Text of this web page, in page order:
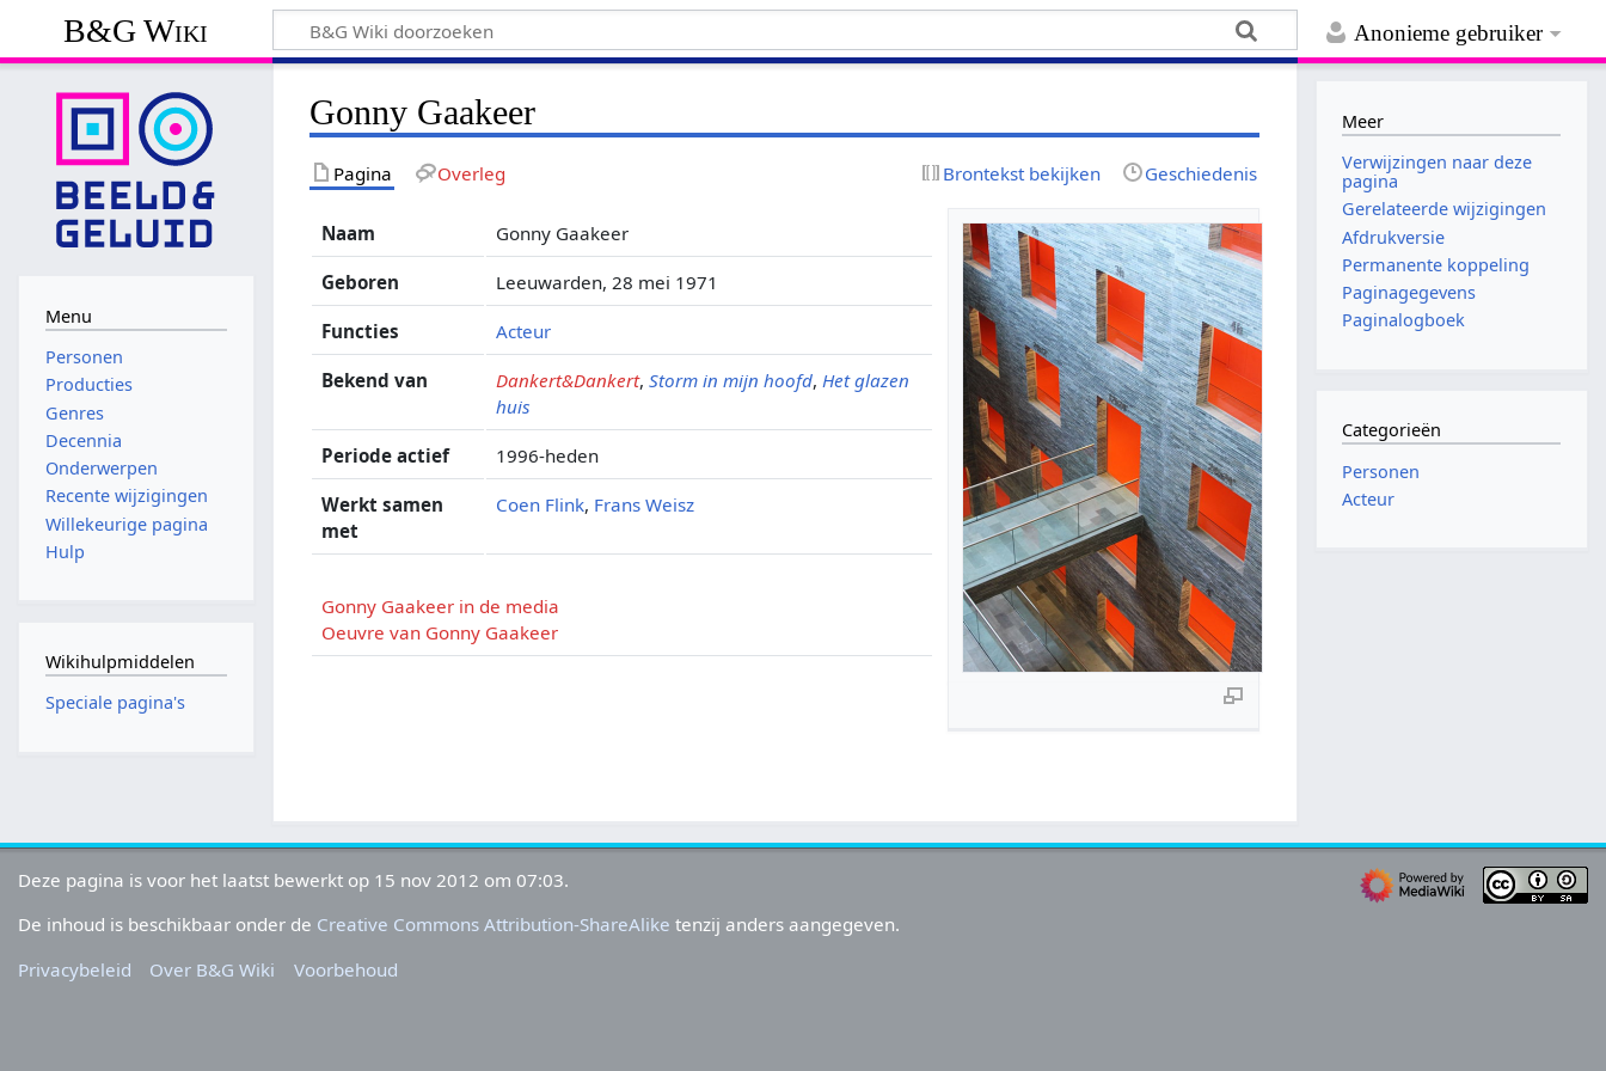
Anonieme gebruiker
B&G Wiki
Gonny Gaakeer
Pagina Overleg Brontekst bekijken Geschiedenis
Naam Gonny Gaakeer
Geboren Leeuwarden, 28 mei 1971
Functies Acteur
Bekend van Dankert&Dankert,Storm in mijn hoofd, Het glazen
huis
Periode actief 1996-heden
Werkt samen
met
Coen Flink, Frans Weisz
Gonny Gaakeer in de media
Oeuvre van Gonny Gaakeer
Menu
Personen
Producties
Genres
Decennia
Onderwerpen
Recente wijzigingen
Willekeurige pagina
Hulp
Wikihulpmiddelen
Speciale pagina's
Meer
Verwijzingen naar deze
pagina
Gerelateerde wijzigingen
Afdrukversie
Permanente koppeling
Paginagegevens
Paginalogboek
Categorieën
Personen
Acteur
Deze pagina is voor het laatst bewerkt op 15 nov 2012 om 07:03.
De inhoud is beschikbaar onder de Creative Commons Attribution-ShareAlike tenzij anders aangegeven.
Privacybeleid
Over B&G Wiki Voorbehoud